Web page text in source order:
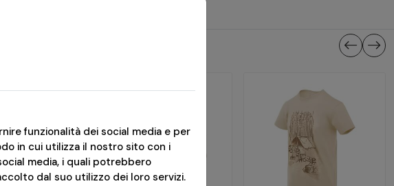
funzionalità dei social media e per
in cui utilizza il nostro sito con i
media, i quali potrebbero
dal suo utilizzo dei loro servizi.